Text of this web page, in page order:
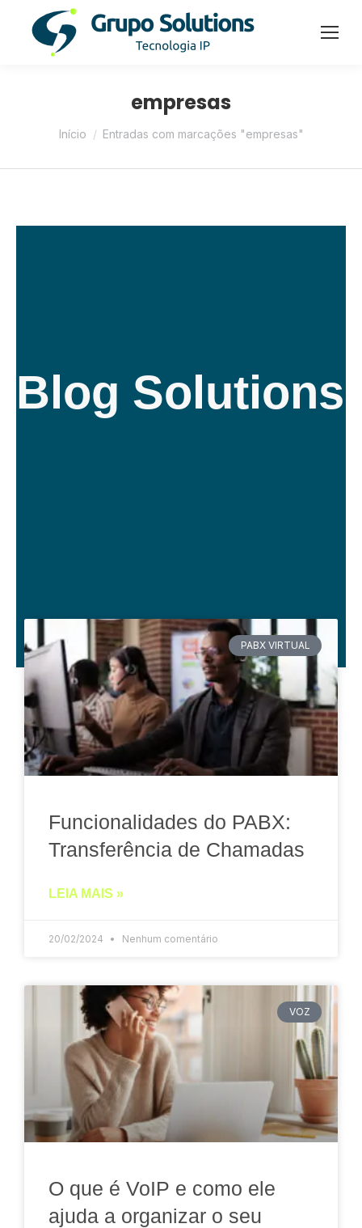
empresas
Você está aqui:
Início Entradas com marcações "empresas"
Blog Solutions
PABX VIRTUAL
Funcionalidades do PABX:
Transferência de Chamadas
LEIA MAIS »
20/02/2024 Nenhum comentário
VOZ
O que é VoIP e como ele
ajuda a organizar o seu